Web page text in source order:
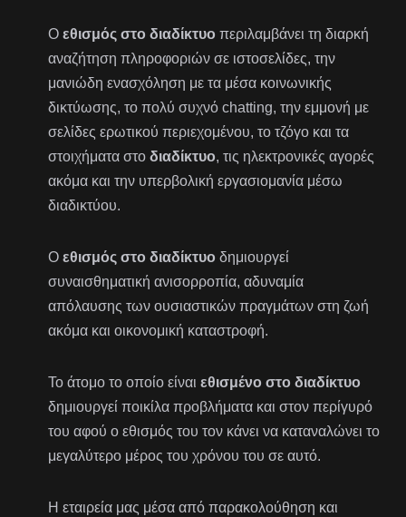
Οεθισμός στο διαδίκτυο περιλαμβάνει τη διαρκή
αναζήτηση πληροφοριών σε ιστοσελίδες, την
μανιώδη ενασχόληση με τα μέσα κοινωνικής
δικτύωσης, το πολύ συχνό chatting, την εμμονή με
σελίδες ερωτικού περιεχομένου, το τζόγο και τα
στοιχήματα στοδιαδίκτυο, τις ηλεκτρονικές αγορές
ακόμα και την υπερβολική εργασιομανία μέσω
διαδικτύου.
Οεθισμός στο διαδίκτυο δημιουργεί
συναισθηματική ανισορροπία, αδυναμία
απόλαυσης των ουσιαστικών πραγμάτων στη ζωή
ακόμα και οικονομική καταστροφή.
Το άτομο το οποίο είναιεθισμένο στο διαδίκτυο
δημιουργεί ποικίλα προβλήματα και στον περίγυρό
του αφού ο εθισμός του τον κάνει να καταναλώνει το
μεγαλύτερο μέρος του χρόνου του σε αυτό.
Η εταιρεία μας μέσα από παρακολούθηση και